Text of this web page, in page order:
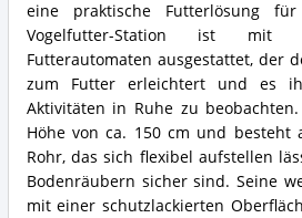
eine praktische Futterlösung
Vogelfutter-Station ist mit
Futterautomaten ausgestattet, der
zum Futter erleichtert und es
Aktivitäten in Ruhe zu
Höhe von ca. 150 cm und besteht
Rohr, das sich flexibel aufstellen
Bodenräubern sicher sind. Seine
mit einer schutzlackierten